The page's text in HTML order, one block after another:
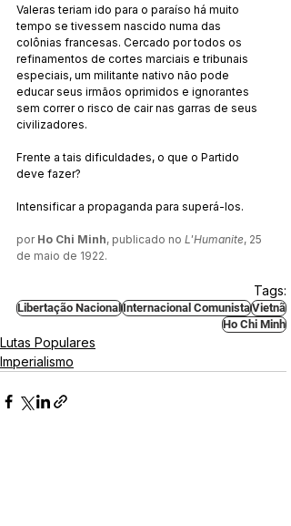
Valeras teriam ido para o paraíso há muito
tempo se tivessem nascido numa das
colônias francesas. Cercado por todos os
refinamentos de cortes marciais e tribunais
especiais, um militante nativo não pode
educar seus irmãos oprimidos e ignorantes
sem correr o risco de cair nas garras de seus
civilizadores.
Frente a tais dificuldades, o que o Partido
deve fazer?
Intensificar a propaganda para superá-los.
por Ho Chi Minh, publicado no L'Humanite, 25
de maio de 1922.
Tags:
Libertação NacionalInternacional ComunistaVietnã
Ho Chi Minh
Lutas Populares
Imperialismo